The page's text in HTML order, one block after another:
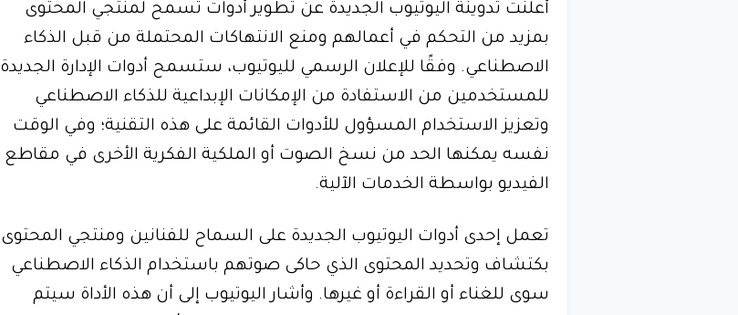
أعلنت تدوينة اليوتيوب الجديدة عن تطوير أدوات تسمح لمنتجي المحتوى
بمزيد من التحكم في أعمالهم ومنع الانتهاكات المحتملة من قبل الذكاء
الاصطناعي. وفقًا للإعلان الرسمي لليوتيوب، ستسمح أدوات الإدارة الجديدة
للمستخدمين من الاستفادة من الإمكانات الإبداعية للذكاء الاصطناعي
وتعزيز الاستخدام المسؤول للأدوات القائمة على هذه التقنية؛ وفي الوقت
نفسه يمكنها الحد من نسخ الصوت أو الملكية الفكرية الأخرى في مقاطع
الفيديو بواسطة الخدمات الآلية.
تعمل إحدى أدوات اليوتيوب الجديدة على السماح للفنانين ومنتجي المحتوى
بكتشاف وتحديد المحتوى الذي حاكى صوتهم باستخدام الذكاء الاصطناعي
سوى للغناء أو القراءة أو غيرها. وأشار اليوتيوب إلى أن هذه الأداة سيتم